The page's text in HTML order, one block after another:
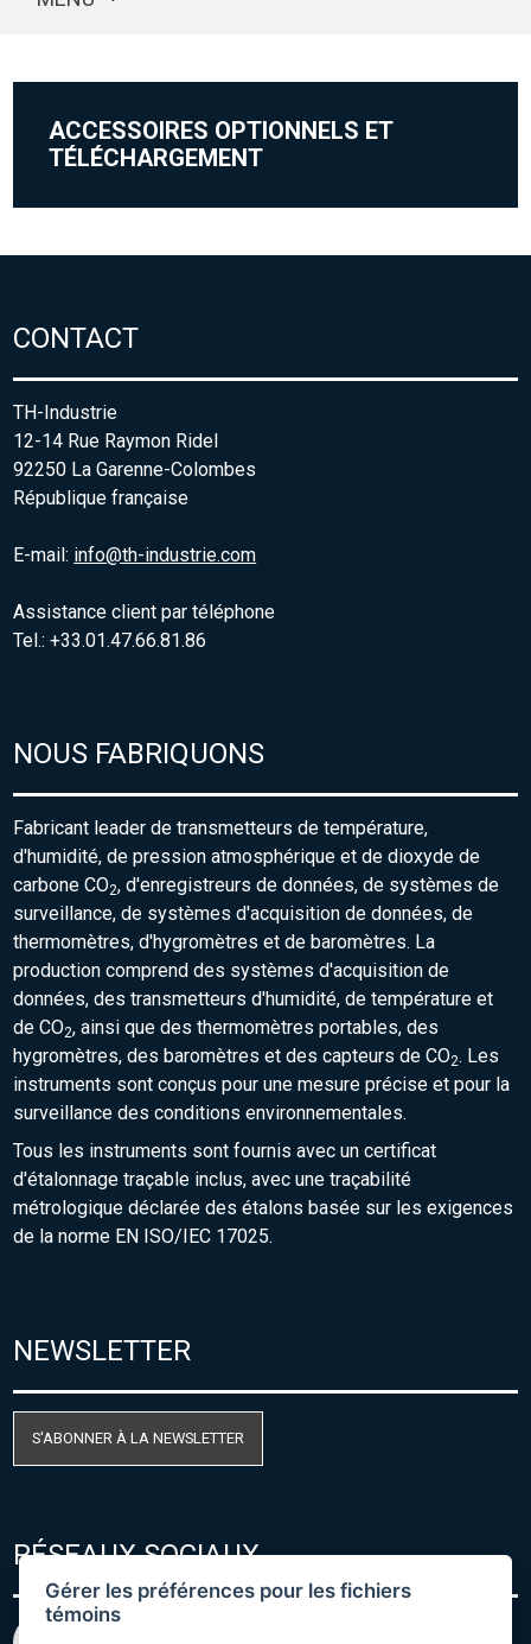
ACCESSOIRES OPTIONNELS ET
TÉLÉCHARGEMENT
CONTACT
TH-Industrie
12-14 Rue Raymon Ridel
92250 La Garenne-Colombes
République française
E-mail: info@th-industrie.com
Assistance client par téléphone
Tel.: +33.01.47.66.81.86
NOUS FABRIQUONS
Fabricant leader de transmetteurs de température,
d'humidité, de pression atmosphérique et de dioxyde de
carbone CO2, d'enregistreurs de données, de systèmes de
surveillance, de systèmes d'acquisition de données, de
thermomètres, d'hygromètres et de baromètres. La
production comprend des systèmes d'acquisition de
données, des transmetteurs d'humidité, de température et
de CO2, ainsi que des thermomètres portables, des
hygromètres, des baromètres et des capteurs de CO2. Les
instruments sont conçus pour une mesure précise et pour la
surveillance des conditions environnementales.
Tous les instruments sont fournis avec un certificat
d'étalonnage traçable inclus, avec une traçabilité
métrologique déclarée des étalons basée sur les exigences
de la norme EN ISO/IEC 17025.
NEWSLETTER
S'ABONNER À LA NEWSLETTER
RÉSEAUX SOCIAUX
Gérer les préférences pour les fichiers
témoins